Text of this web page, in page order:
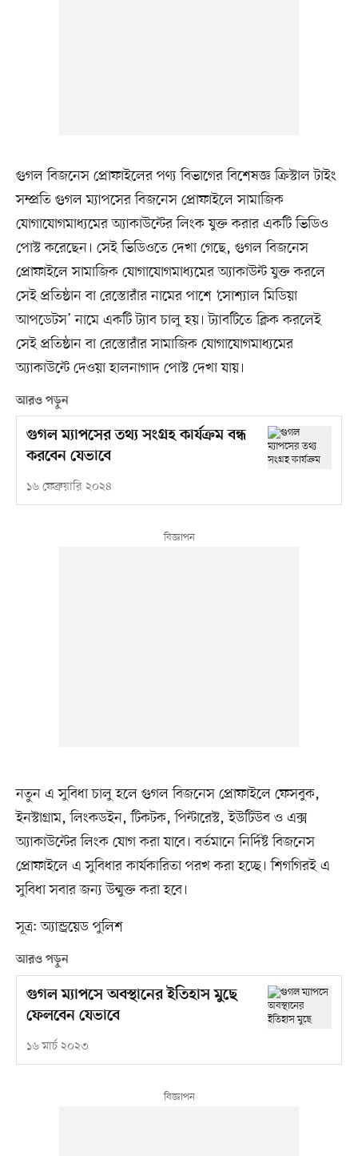
গুগল বিজনেস প্রোফাইলের পণ্য বিভাগের বিশেষজ্ঞ ক্রিস্টাল টাইং
সম্প্রতি গুগল ম্যাপসের বিজনেস প্রোফাইলে সামাজিক
যোগাযোগমাধ্যমের অ্যাকাউন্টের লিংক যুক্ত করার একটি ভিডিও
পোস্ট করেছেন। সেই ভিডিওতে দেখা গেছে, গুগল বিজনেস
প্রোফাইলে সামাজিক যোগাযোগমাধ্যমের অ্যাকাউন্ট যুক্ত করলে
সেই প্রতিষ্ঠান বা রেস্তোরাঁর নামের পাশে ‘সোশ্যাল মিডিয়া
আপডেটস’ নামে একটি ট্যাব চালু হয়। ট্যাবটিতে ক্লিক করলেই
সেই প্রতিষ্ঠান বা রেস্তোরাঁর সামাজিক যোগাযোগমাধ্যমের
অ্যাকাউন্টে দেওয়া হালনাগাদ পোস্ট দেখা যায়।
আরও পড়ুন
গুগল ম্যাপসের তথ্য সংগ্রহ কার্যক্রম বন্ধ
করবেন যেভাবে
১৬ ফেব্রুয়ারি ২০২৪
নতুন এ সুবিধা চালু হলে গুগল বিজনেস প্রোফাইলে ফেসবুক,
ইনস্টাগ্রাম, লিংকডইন, টিকটক, পিন্টারেস্ট, ইউটিউব ও এক্স
অ্যাকাউন্টের লিংক যোগ করা যাবে। বর্তমানে নির্দিষ্ট বিজনেস
প্রোফাইলে এ সুবিধার কার্যকারিতা পরখ করা হচ্ছে। শিগগিরই এ
সুবিধা সবার জন্য উন্মুক্ত করা হবে।
সূত্র: অ্যান্ড্রয়েড পুলিশ
আরও পড়ুন
গুগল ম্যাপসে অবস্থানের ইতিহাস মুছে
ফেলবেন যেভাবে
১৬ মার্চ ২০২৩